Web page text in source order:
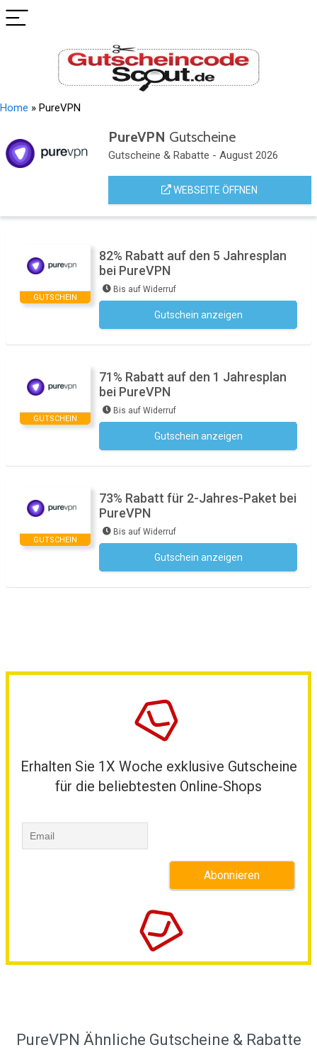
Home » PureVPN
PureVPN Gutscheine
Gutscheine & Rabatte - August 2026
WEBSEITE ÖFFNEN
GUTSCHEIN
82% Rabatt auf den 5 Jahresplan
bei PureVPN
Bis auf Widerruf
Gutschein anzeigen
GUTSCHEIN
71% Rabatt auf den 1 Jahresplan
bei PureVPN
Bis auf Widerruf
Gutschein anzeigen
GUTSCHEIN
73% Rabatt für 2-Jahres-Paket bei
PureVPN
Bis auf Widerruf
Gutschein anzeigen
Erhalten Sie 1X Woche exklusive Gutscheine
für die beliebtesten Online-Shops
PureVPN Ähnliche Gutscheine & Rabatte